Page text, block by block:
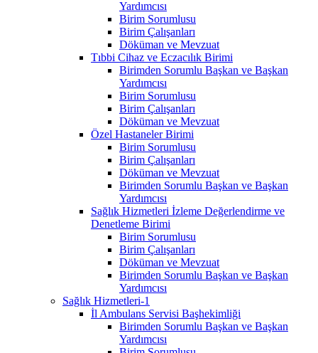
Yardımcısı
Birim Sorumlusu
Birim Çalışanları
Döküman ve Mevzuat
Tıbbi Cihaz ve Eczacılık Birimi
Birimden Sorumlu Başkan ve Başkan
Yardımcısı
Birim Sorumlusu
Birim Çalışanları
Döküman ve Mevzuat
Özel Hastaneler Birimi
Birim Sorumlusu
Birim Çalışanları
Döküman ve Mevzuat
Birimden Sorumlu Başkan ve Başkan
Yardımcısı
Sağlık Hizmetleri İzleme Değerlendirme ve
Denetleme Birimi
Birim Sorumlusu
Birim Çalışanları
Döküman ve Mevzuat
Birimden Sorumlu Başkan ve Başkan
Yardımcısı
Sağlık Hizmetleri-1
İl Ambulans Servisi Başhekimliği
Birimden Sorumlu Başkan ve Başkan
Yardımcısı